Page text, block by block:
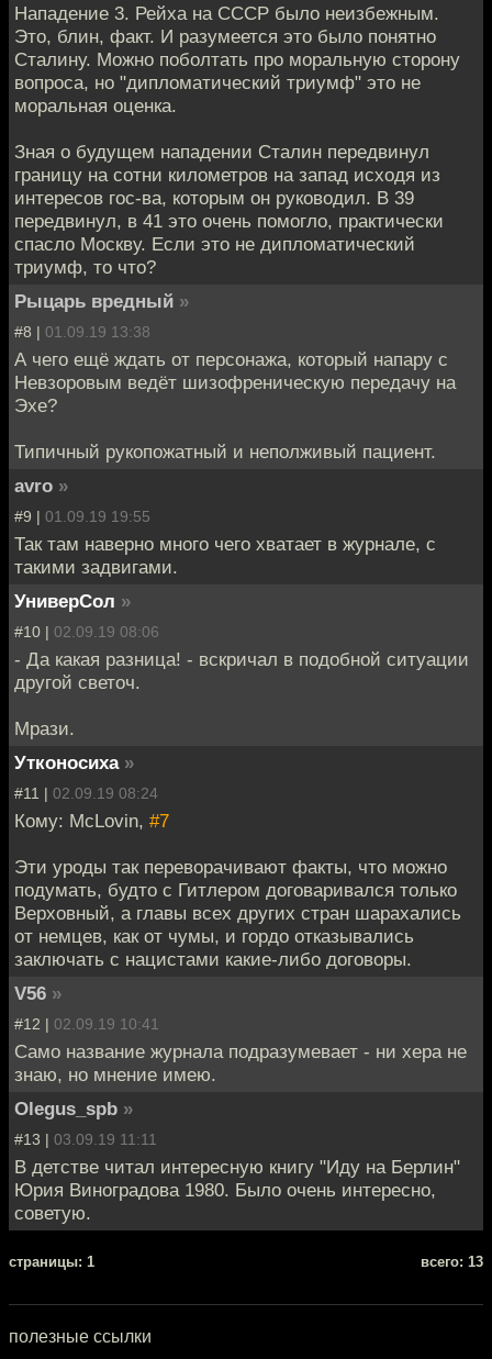
Нападение 3. Рейха на СССР было неизбежным.
Это, блин, факт. И разумеется это было понятно
Сталину. Можно поболтать про моральную сторону
вопроса, но "дипломатический триумф" это не
моральная оценка.
Зная о будущем нападении Сталин передвинул
границу на сотни километров на запад исходя из
интересов гос-ва, которым он руководил. В 39
передвинул, в 41 это очень помогло, практически
спасло Москву. Если это не дипломатический
триумф, то что?
Рыцарь вредный »
#8 | 01.09.19 13:38
А чего ещё ждать от персонажа, который напару с
Невзоровым ведёт шизофреническую передачу на
Эхе?
Типичный рукопожатный и неполживый пациент.
avro »
#9 | 01.09.19 19:55
Так там наверно много чего хватает в журнале, с
такими задвигами.
УниверСол »
#10 | 02.09.19 08:06
- Да какая разница! - вскричал в подобной ситуации
другой светоч.
Мрази.
Утконосиха »
#11 | 02.09.19 08:24
Кому: McLovin, #7
Эти уроды так переворачивают факты, что можно
подумать, будто с Гитлером договаривался только
Верховный, а главы всех других стран шарахались
от немцев, как от чумы, и гордо отказывались
заключать с нацистами какие-либо договоры.
V56 »
#12 | 02.09.19 10:41
Само название журнала подразумевает - ни хера не
знаю, но мнение имею.
Olegus_spb »
#13 | 03.09.19 11:11
В детстве читал интересную книгу "Иду на Берлин"
Юрия Виноградова 1980. Было очень интересно,
советую.
cтраницы: 1 всего: 13
полезные ссылки